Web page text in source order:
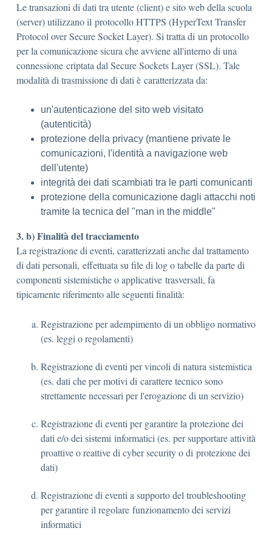
Le transazioni di dati tra utente (client) e sito web della scuola
(server) utilizzano il protocollo HTTPS (HyperText Transfer
Protocol over Secure Socket Layer). Si tratta di un protocollo
per la comunicazione sicura che avviene all'interno di una
connessione criptata dal Secure Sockets Layer (SSL). Tale
modalità di trasmissione di dati è caratterizzata da:
un'autenticazione del sito web visitato
(autenticità)
protezione della privacy (mantiene private le
comunicazioni, l'identità a navigazione web
dell'utente)
integrità dei dati scambiati tra le parti comunicanti
protezione della comunicazione dagli attacchi noti
tramite la tecnica del "man in the middle"
3. b) Finalità del tracciamento
La registrazione di eventi, caratterizzati anche dal trattamento
di dati personali, effettuata su file di log o tabelle da parte di
componenti sistemistiche o applicative trasversali, fa
tipicamente riferimento alle seguenti finalità:
Registrazione per adempimento di un obbligo normativo
(es. leggi o regolamenti)
Registrazione di eventi per vincoli di natura sistemistica
(es. dati che per motivi di carattere tecnico sono
strettamente necessari per l'erogazione di un servizio)
Registrazione di eventi per garantire la protezione dei
dati e/o dei sistemi informatici (es. per supportare attività
proattive o reattive di cyber security o di protezione dei
dati)
Registrazione di eventi a supporto del troubleshooting
per garantire il regolare funzionamento dei servizi
informatici